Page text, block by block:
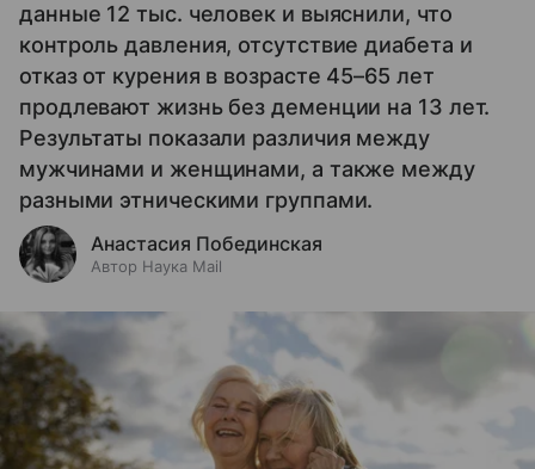
данные 12 тыс. человек и выяснили, что
контроль давления, отсутствие диабета и
отказ от курения в возрасте 45–65 лет
продлевают жизнь без деменции на 13 лет.
Результаты показали различия между
мужчинами и женщинами, а также между
разными этническими группами.
Анастасия Побединская
Автор Наука Mail